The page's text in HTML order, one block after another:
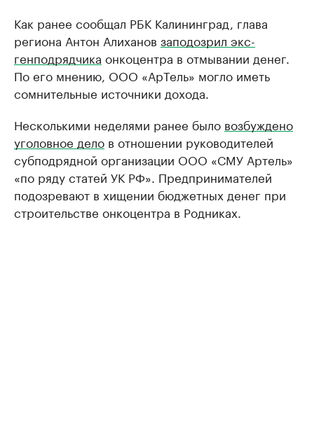
Как ранее сообщал РБК Калининград, глава
региона Антон Алиханов заподозрил экс-
генподрядчика онкоцентра в отмывании денег.
По его мнению, ООО «АрТель» могло иметь
сомнительные источники дохода.
Несколькими неделями ранее было возбуждено
уголовное дело в отношении руководителей
субподрядной организации ООО «СМУ Артель»
«по ряду статей УК РФ». Предпринимателей
подозревают в хищении бюджетных денег при
строительстве онкоцентра в Родниках.